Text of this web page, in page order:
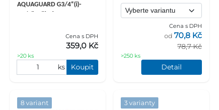
AQUAGUARD G3/4“(i)-
G3/4", přímý
Cena s DPH
359,0 Kč
>20 ks
ks Koupit
Cena s DPH
78,7 Kč
od 70,8 Kč
>250 ks
Detail
8 variant 3 varianty